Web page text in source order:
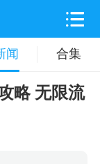
闻 合集
略 无限流